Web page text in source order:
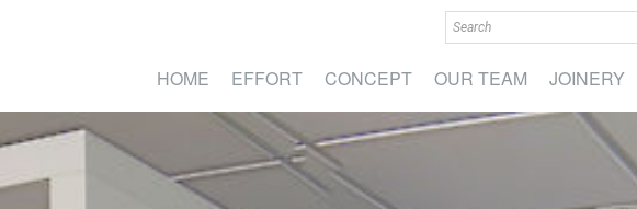
HOME EFFORT CONCEPT OUR TEAM JOINERY